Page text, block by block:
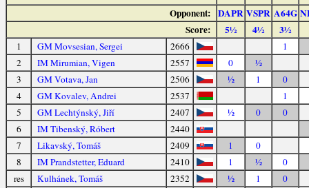
Opponent: DAPR VSPR A64G
Score:
5½ 4½ 3½
1 GM Movsesian, Sergei 2666
1
2
IM Mirumian, Vigen 2557 0
½
3
GM Votava, Jan 2506 ½ 1
0
4
GM Kovalev, Andrei 2537
1
5
GM Lechtýnský, Jiří 2407 ½ 0
0
6
IM Tibenský, Róbert
2440
7
Likavský, Tomáš 2409 1
0
8
IM Prandstetter, Eduard 2410 1 ½
0
res
Kulhánek, Tomáš 2352 ½ 1
0